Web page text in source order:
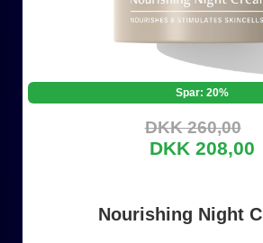
Spar: 20%
DKK 260,00
DKK 208,00
Nourishing Night